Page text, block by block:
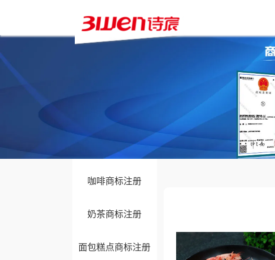
车配件及用品商标注
干果坚果商标注册
香烟商标注册
咖啡商标注册
奶茶商标注册
面包糕点商标注册